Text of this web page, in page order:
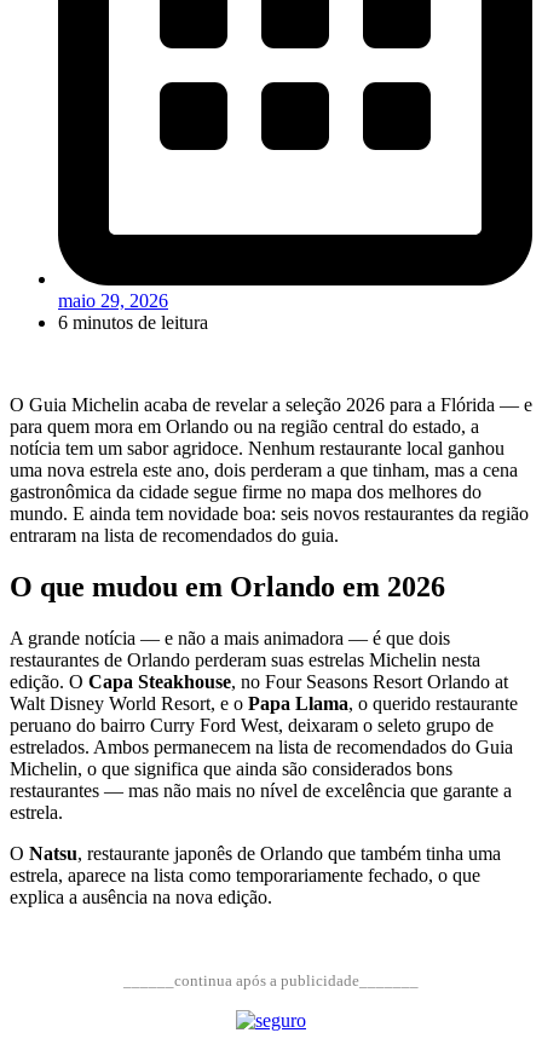
maio 29, 2026
6 minutos de leitura
O Guia Michelin acaba de revelar a seleção 2026 para a Flórida — e
para quem mora em Orlando ou na região central do estado, a
notícia tem um sabor agridoce. Nenhum restaurante local ganhou
uma nova estrela este ano, dois perderam a que tinham, mas a cena
gastronômica da cidade segue firme no mapa dos melhores do
mundo. E ainda tem novidade boa: seis novos restaurantes da região
entraram na lista de recomendados do guia.
O que mudou em Orlando em 2026
A grande notícia — e não a mais animadora — é que dois
restaurantes de Orlando perderam suas estrelas Michelin nesta
edição. O Capa Steakhouse, no Four Seasons Resort Orlando at
Walt Disney World Resort, e o Papa Llama, o querido restaurante
peruano do bairro Curry Ford West, deixaram o seleto grupo de
estrelados. Ambos permanecem na lista de recomendados do Guia
Michelin, o que significa que ainda são considerados bons
restaurantes — mas não mais no nível de excelência que garante a
estrela.
O Natsu, restaurante japonês de Orlando que também tinha uma
estrela, aparece na lista como temporariamente fechado, o que
explica a ausência na nova edição.
______continua após a publicidade_______